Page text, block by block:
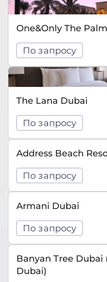
One&Only The Palm
По запросу
The Lana Dubai
По запросу
Address Beach
По запросу
Armani Dubai
По запросу
Banyan Tree Dubai
Dubai)